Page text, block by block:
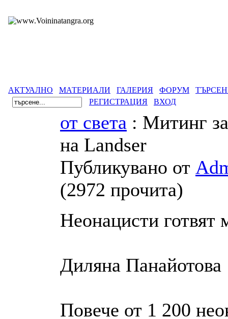
АКТУАЛНО МАТЕРИАЛИ ГАЛЕРИЯ ФОРУМ
РЕГИСТРАЦИЯ
ВХОД
от света : Митинг
на Landser
Публикувано от
(2972 прочита)
Неонацисти готвят
Диляна Панайотова
Повече от 1 200